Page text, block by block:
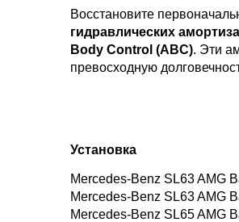
Восстановите
гидравлических
Body Control (ABC). Эти
превосходную
Установка
Mercedes-Benz SL63 AMG
Mercedes-Benz SL63 AMG
Mercedes-Benz SL65 AMG